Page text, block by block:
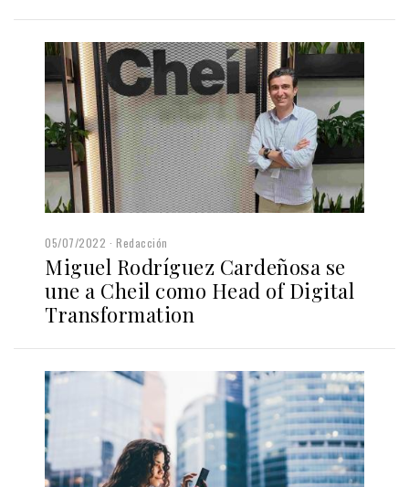
05/07/2022 Redacción
Miguel Rodríguez Cardeñosa se
une a Cheil como Head of Digital
Transformation